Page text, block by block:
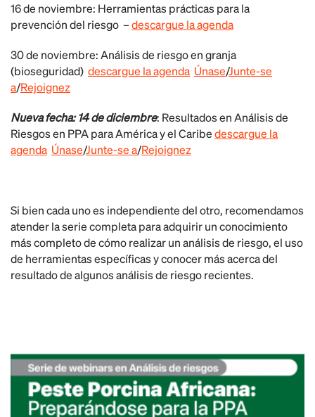
16 de noviembre: Herramientas prácticas para la
prevención del riesgo –descargue la agenda
30 de noviembre:Análisis de riesgo en granja
(bioseguridad) descargue la agenda Únase/Junte-se
a/Rejoignez
Nueva fecha: 14 de diciembre: Resultados en Análisis de
Riesgos en PPA para América y el Caribedescargue la
agenda Únase/Junte-se a/Rejoignez
Si bien cada uno es independiente del otro, recomendamos
atender la serie completa para adquirir un conocimiento
más completo de cómo realizar un análisis de riesgo, el uso
de herramientas específicas y conocer más acerca del
resultado de algunos análisis de riesgo recientes.